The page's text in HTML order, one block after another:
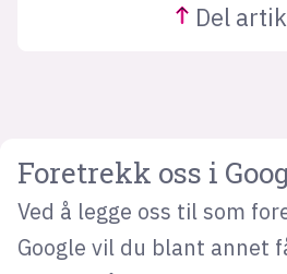
Del
Foretrekk oss i
Ved å legge oss til som
Google vil du blant annet